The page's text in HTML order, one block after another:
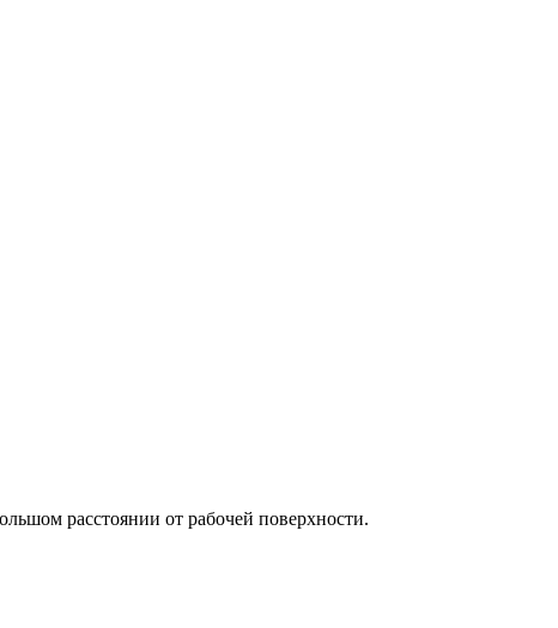
расстоянии от рабочей поверхности.